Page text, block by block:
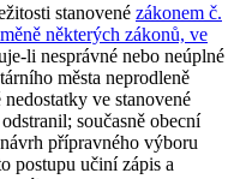
stanovené zákonem č.
některých zákonů, ve
li nesprávné nebo neúplné
města neprodleně
ve stanovené
současně obecní
přípravného výboru
postupu učiní zápis a